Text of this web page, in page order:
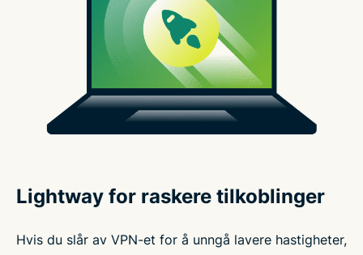
Lightway for raskere tilkoblinger
Hvis du slår av VPN-et for å unngå lavere hastigheter,